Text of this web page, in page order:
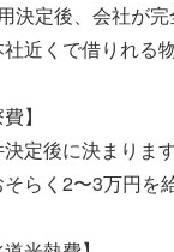
決定後、会社が
近くで借りれる
】
定後に決まります
そらく2〜3万円を